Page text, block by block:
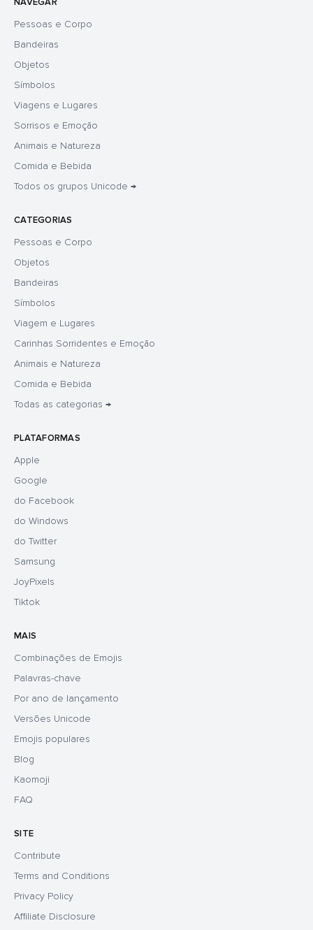
Pessoas e Corpo
Bandeiras
Objetos
Símbolos
Viagens e Lugares
Sorrisos e Emoção
Animais e Natureza
Comida e Bebida
Todos os grupos Unicode →
CATEGORIAS
Pessoas e Corpo
Objetos
Bandeiras
Símbolos
Viagem e Lugares
Carinhas Sorridentes e Emoção
Animais e Natureza
Comida e Bebida
Todas as categorias →
PLATAFORMAS
Apple
Google
do Facebook
do Windows
do Twitter
Samsung
JoyPixels
Tiktok
MAIS
Combinações de Emojis
Palavras-chave
Por ano de lançamento
Versões Unicode
Emojis populares
Blog
Kaomoji
FAQ
SITE
Contribute
Terms and Conditions
Privacy Policy
Affiliate Disclosure